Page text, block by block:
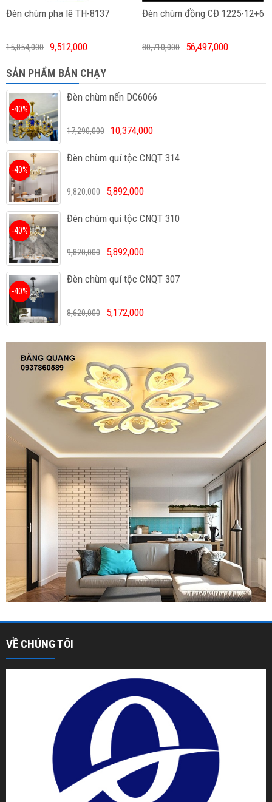
Đèn chùm pha lê TH-8137
15,854,000 9,512,000
Đèn chùm đồng CĐ 1225-12+6
80,710,000 56,497,000
SẢN PHẨM BÁN CHẠY
Đèn chùm nến DC6066
-40%
17,290,000 10,374,000
Đèn chùm quí tộc CNQT 314
-40%
9,820,000 5,892,000
Đèn chùm quí tộc CNQT 310
-40%
9,820,000 5,892,000
Đèn chùm quí tộc CNQT 307
-40%
8,620,000 5,172,000
VỀ CHÚNG TÔI